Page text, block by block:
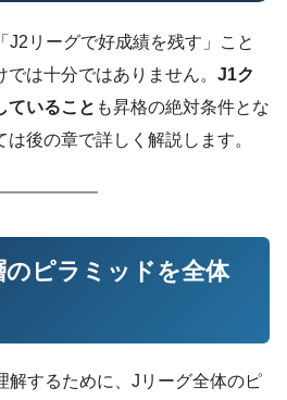
J2リーグで好成績を残す」こと
は十分ではありません。 J1ク
ていること も昇格の絶対条件とな
後の章で詳しく解説します。
ピラミッドを全体
解するために、Jリーグ全体のピ